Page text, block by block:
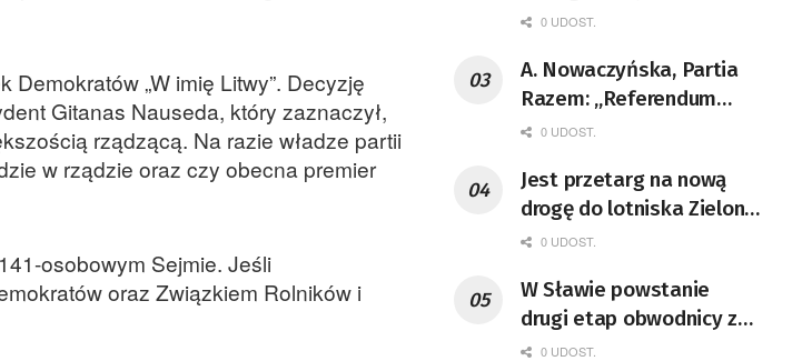
„W imię Litwy”. Decyzję
Gitanas Nauseda, który zaznaczył,
rządzącą. Na razie władze partii
w rządzie oraz czy obecna premier
osobowym Sejmie. Jeśli
oraz Związkiem Rolników i
0 UDOST.
A. Nowaczyńska, Partia
Razem: „Referendum
powinno się odbyć”
0 UDOST.
Jest przetarg na nową
drogę do lotniska Zielona
Góra-Babimost
0 UDOST.
W Sławie powstanie
drugi etap obwodnicy z
drogami do miasta
0 UDOST.